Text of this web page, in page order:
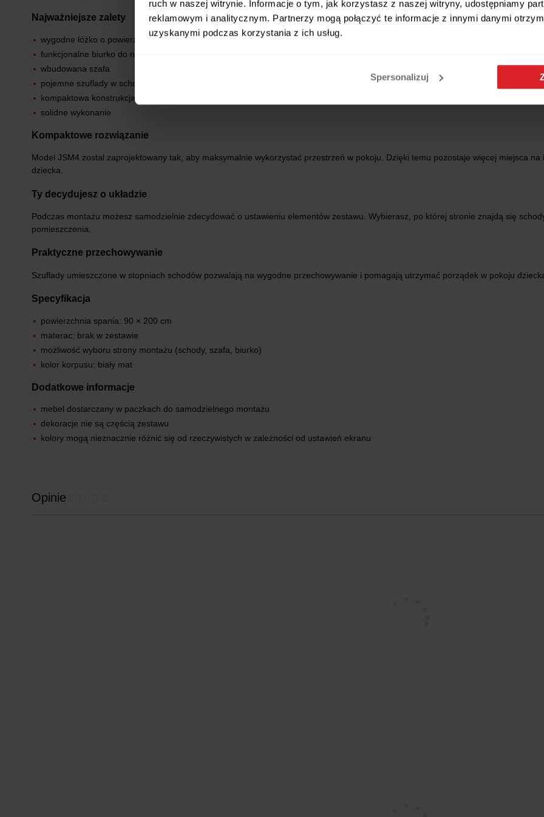
ruch w naszej witrynie. Informacje o tym, jak korzystasz z naszej witryny, udostępniamy
reklamowym i analitycznym. Partnerzy mogą połączyć te informacje z innymi danymi
uzyskanymi podczas korzystania z ich usług.
Spersonalizuj
Najważniejsze zalety
wygodne łóżko o powierzchni spania 90 × 200 cm
funkcjonalne biurko do nauki i zabawy
wbudowana szafa
pojemne szuflady w schodach
kompaktowa konstrukcja oszczędzająca miejsce
solidne wykonanie
Kompaktowe rozwiązanie
Model JSM4 został zaprojektowany tak, aby maksymalnie wykorzystać przestrzeń w pokoju. Dzięki temu pozostaje więcej miejsca
dziecka.
Ty decydujesz o układzie
Podczas montażu możesz samodzielnie zdecydować o ustawieniu elementów zestawu. Wybierasz, po której stronie znajdą się
pomieszczenia.
Praktyczne przechowywanie
Szuflady umieszczone w stopniach schodów pozwalają na wygodne przechowywanie i pomagają utrzymać porządek w pokoju
Specyfikacja
powierzchnia spania: 90 × 200 cm
materac: brak w zestawie
możliwość wyboru strony montażu (schody, szafa, biurko)
kolor korpusu: biały mat
Dodatkowe informacje
mebel dostarczany w paczkach do samodzielnego montażu
dekoracje nie są częścią zestawu
kolory mogą nieznacznie różnić się od rzeczywistych w zależności od ustawień ekranu
Opinie